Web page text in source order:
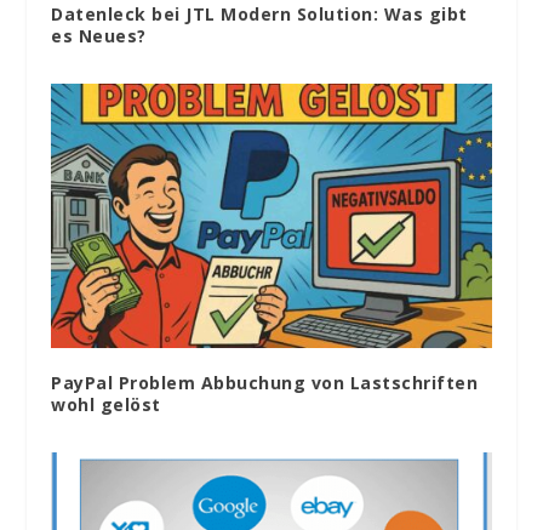
Datenleck bei JTL Modern Solution: Was gibt
es Neues?
PayPal Problem Abbuchung von Lastschriften
wohl gelöst